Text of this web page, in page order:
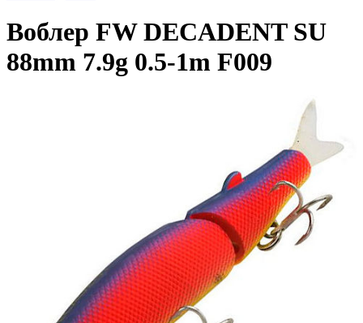
Воблер FW DECADENT SU
88mm 7.9g 0.5-1m F009